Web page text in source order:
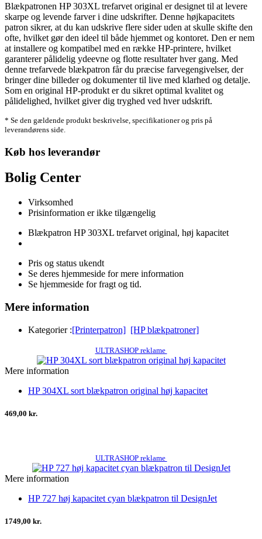
Blækpatronen HP 303XL trefarvet original er designet til at levere
skarpe og levende farver i dine udskrifter. Denne højkapacitets
patron sikrer, at du kan udskrive flere sider uden at skulle skifte den
ofte, hvilket gør den ideel til både hjemmet og kontoret. Den er nem
at installere og kompatibel med en række HP-printere, hvilket
garanterer pålidelig ydeevne og flotte resultater hver gang. Med
denne trefarvede blækpatron får du præcise farvegengivelser, der
bringer dine billeder og dokumenter til live med klarhed og detalje.
Som en original HP-produkt er du sikret optimal kvalitet og
pålidelighed, hvilket giver dig tryghed ved hver udskrift.
* Se den gældende produkt beskrivelse, specifikationer og pris på
leverandørens side.
Køb hos leverandør
Bolig Center
Virksomhed
Prisinformation er ikke tilgængelig
Blækpatron HP 303XL trefarvet original, høj kapacitet
Pris og status ukendt
Se deres hjemmeside for mere information
Se hjemmeside for fragt og tid.
Mere information
Kategorier :[Printerpatron] [HP blækpatroner]
ULTRASHOP reklame
Mere information
HP 304XL sort blækpatron original høj kapacitet
469,00 kr.
ULTRASHOP reklame
Mere information
HP 727 høj kapacitet cyan blækpatron til DesignJet
1749,00 kr.